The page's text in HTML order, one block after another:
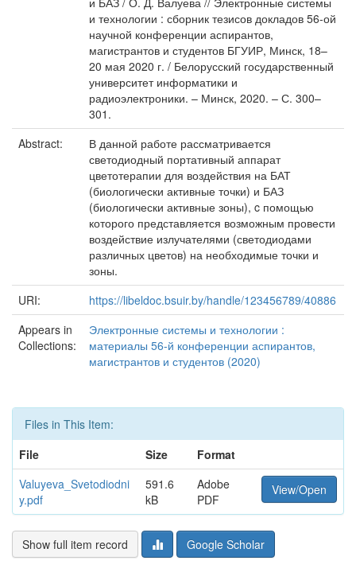
и технологии : сборник тезисов докладов 56-ой
научной конференции аспирантов,
магистрантов и студентов БГУИР, Минск, 18–
20 мая 2020 г. / Белорусский государственный
университет информатики и
радиоэлектроники. – Минск, 2020. – С. 300–
301.
Abstract:
В данной работе рассматривается
светодиодный портативный аппарат
цветотерапии для воздействия на БАТ
(биологически активные точки) и БАЗ
(биологически активные зоны), c помощью
которого представляется возможным провести
воздействие излучателями (светодиодами
различных цветов) на необходимые точки и
зоны.
URI:
https://libeldoc.bsuir.by/handle/123456789/40886
Appears in
Collections:
Электронные системы и технологии :
материалы 56-й конференции аспирантов,
магистрантов и студентов (2020)
Files in This Item:
File
Size
Format
Valuyeva_Svetodiodni
y.pdf
591.6
kB
Adobe
PDF
View/Open
Show full item record Google Scholar